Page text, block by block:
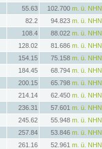
55.63 102.700 m. ü. NHN
82.2 94.823 m. ü. NHN
108.4 88.022 m. ü. NHN
128.02 81.686 m. ü. NHN
154.15 75.158 m. ü. NHN
184.45 68.794 m. ü. NHN
200.15 65.798 m. ü. NHN
214.14 62.450 m. ü. NHN
236.31 57.601 m. ü. NHN
245.62 55.948 m. ü. NHN
257.84 53.846 m. ü. NHN
261.16 52.961 m. ü. NHN